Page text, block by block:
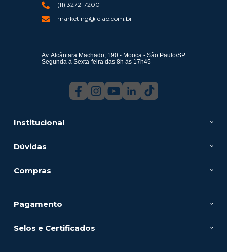
Institucional
Dúvidas
Compras
(11) 3272-7200
marketing@felap.com.br
Av. Alcântara Machado, 190 - Mooca - São Paulo/SP
Segunda à Sexta-feira das 8h às 17h45
Pagamento
Selos e Certificados